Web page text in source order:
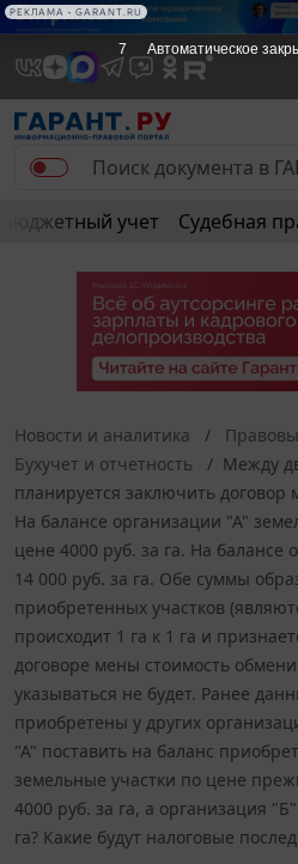
Бюджетный учет Судебная
Новости и аналитика
Бухучет и отчетность
Между
планируется заключить договор
На балансе организации "А"
цене 4000 руб. за га. На балансе
14 000 руб. за га. Обе суммы
приобретенных участков
происходит 1 га к 1 га и
договоре мены стоимость
указываться не будет. Ранее
приобретены у других
"А" поставить на баланс
земельные участки по цене
4000 руб. за га, а организация
га? Какие будут налоговые
6 Автоматическое
РЕКЛАМА • GARANT.RU